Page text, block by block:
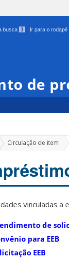
busca 3 Ir para o rodapé
de
Circulação de item
vinculadas a
de
para EEB
EEB